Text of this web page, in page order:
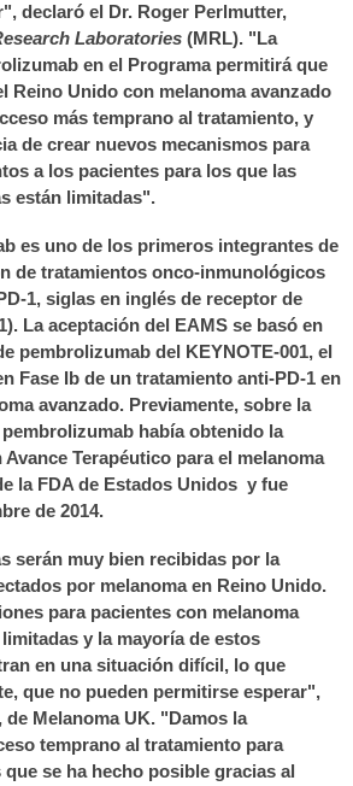
declaró el Dr. Roger Perlmutter,
Laboratories (MRL). "La
en el Programa permitirá que
Reino Unido con melanoma avanzado
más temprano al tratamiento, y
de crear nuevos mecanismos para
a los pacientes para los que las
están limitadas".
es uno de los primeros integrantes de
de tratamientos onco-inmunológicos
1, siglas en inglés de receptor de
La aceptación del EAMS se basó en
pembrolizumab del KEYNOTE-001, el
Fase Ib de un tratamiento anti-PD-1 en
avanzado. Previamente, sobre la
había obtenido la
Terapéutico para el melanoma
la FDA de Estados Unidos y fue
de 2014.
serán muy bien recibidas por la
por melanoma en Reino Unido.
para pacientes con melanoma
y la mayoría de estos
en una situación difícil, lo que
que no pueden permitirse esperar",
Melanoma UK. "Damos la
temprano al tratamiento para
se ha hecho posible gracias al